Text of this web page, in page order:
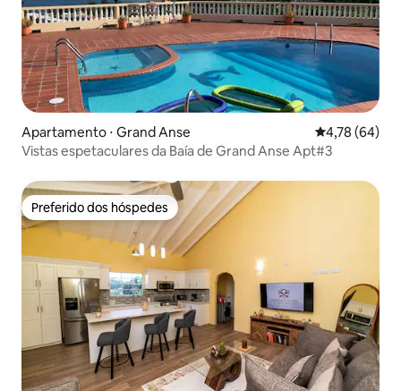
Apartamento ⋅ Grand Anse 4,78 de uma
4,78 (64)
Vistas espetaculares da Baía de Grand Anse Apt#3
Preferido dos hóspedes
Preferido dos hóspedes